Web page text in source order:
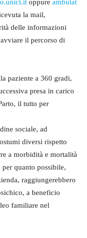
oppure ambulat
la mail,
delle informazioni
il percorso di
paziente a 360 gradi,
presa in carico
il tutto per
sociale, ad
diversi rispetto
a morbidità e mortalità
quanto possibile,
raggiungerebbero
a beneficio
familiare nel